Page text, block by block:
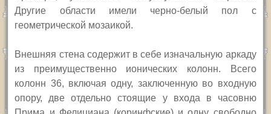
Другие области имели черно-белый пол с
геометрической мозаикой.
Внешняя стена содержит в себе изначальную аркаду
из преимущественно ионических колонн. Всего
колонн 36, включая одну, заключенную во входную
опору, две отдельно стоящие у входа в часовню